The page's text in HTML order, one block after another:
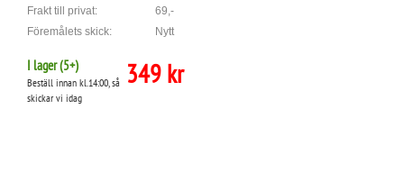
Frakt till privat:
69,-
Föremålets skick:
Nytt
I lager (5+)
Beställ innan kl.14:00, så
skickar vi idag
349 kr